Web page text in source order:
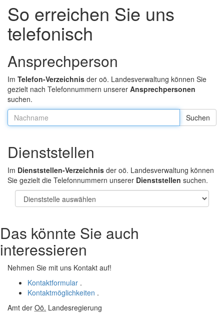
und
schließen
So erreichen Sie uns
telefonisch
Ansprechperson
Im Telefon-Verzeichnis der oö. Landesverwaltung können Sie
gezielt nach Telefonnummern unserer Ansprechpersonen
suchen.
Nachname:
Dienststellen
Im Dienststellen-Verzeichnis der oö. Landesverwaltung können
Sie gezielt die Telefonnummern unserer Dienststellen suchen.
Das könnte Sie auch
interessieren
Nehmen Sie mit uns Kontakt auf!
Kontaktformular .
Kontaktmöglichkeiten .
Amt der Oö. Landesregierung